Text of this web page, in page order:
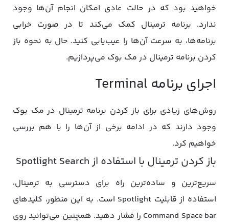
خواهید بود که در حالت عادی امکان انجام آن‌ها وجود
ندارد. برنامه ترمینال کمک می‌کند تا در صورت خرابی
برنامه‌ها، به سرعت آن‌ها را عیب‌یابی کنید. حال به نحوه باز
کردن برنامه ترمینال در مک بوک می‌پردازیم.
اجرای برنامه Terminal
روش‌های زیادی برای باز کردن برنامه ترمینال در مک بوک
وجود دارند که در ادامه برخی از آن‌ها را با هم بررسی
خواهیم کرد.
باز کردن ترمینال با استفاده از Spotlight Search
سریع‌ترین و ساده‌ترین راه برای دسترسی به ترمینال،
استفاده از قابلیت Spotlight است. به این منظور، کلیدهای
Command Space bar را فشار دهید. همچنین می‌توانید روی